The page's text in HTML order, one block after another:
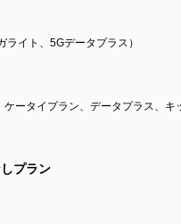
ライト、5Gデータプラス）
ケータイプラン、データプラス、キ
プラン